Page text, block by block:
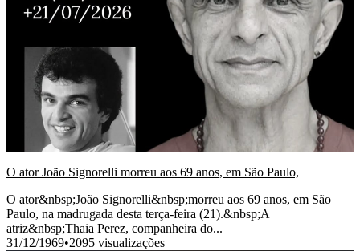
O ator João Signorelli morreu aos 69 anos, em São Paulo,
O ator&nbsp;João Signorelli&nbsp;morreu aos 69 anos, em São
Paulo, na madrugada desta terça-feira (21).&nbsp;A
atriz&nbsp;Thaia Perez, companheira do...
31/12/1969•2095 visualizações